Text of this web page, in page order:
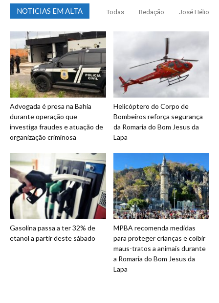
NOTICIAS EM ALTA Todas Redação José Hélio
Advogada é presa na Bahia
durante operação que
investiga fraudes e atuação de
organização criminosa
Helicóptero do Corpo de
Bombeiros reforça segurança
da Romaria do Bom Jesus da
Lapa
Gasolina passa a ter 32% de
etanol a partir deste sábado
MPBA recomenda medidas
para proteger crianças e coibir
maus-tratos a animais durante
a Romaria do Bom Jesus da
Lapa